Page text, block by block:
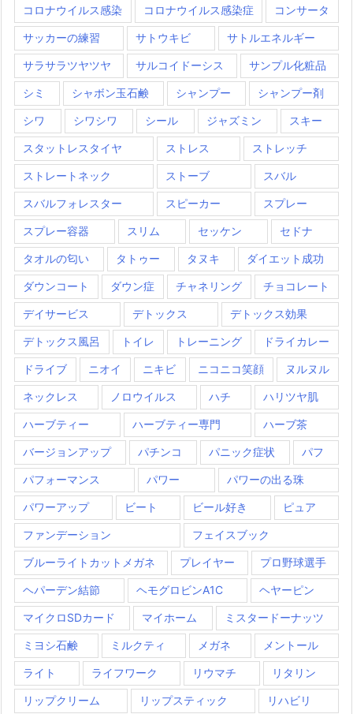
コロナウイルス感染 コロナウイルス感染症 コンサータ
サッカーの練習 サトウキビ サトルエネルギー
サラサラツヤツヤ サルコイドーシス サンプル化粧品
シミ シャボン玉石鹸 シャンプー シャンプー剤
シワ シワシワ シール ジャズミン スキー
スタットレスタイヤ ストレス ストレッチ
ストレートネック ストーブ スバル
スバルフォレスター スピーカー スプレー
スプレー容器 スリム セッケン セドナ
タオルの匂い タトゥー タヌキ ダイエット成功
ダウンコート ダウン症 チャネリング チョコレート
デイサービス デトックス デトックス効果
デトックス風呂 トイレ トレーニング ドライカレー
ドライブ ニオイ ニキビ ニコニコ笑顔 ヌルヌル
ネックレス ノロウイルス ハチ ハリツヤ肌
ハーブティー ハーブティー専門 ハーブ茶
バージョンアップ パチンコ パニック症状 パフ
パフォーマンス パワー パワーの出る珠
パワーアップ ビート ビール好き ピュア
ファンデーション フェイスブック
ブルーライトカットメガネ プレイヤー プロ野球選手
ヘパーデン結節 ヘモグロビンA1C ヘヤーピン
マイクロSDカード マイホーム ミスタードーナッツ
ミヨシ石鹸 ミルクティ メガネ メントール
ライト ライフワーク リウマチ リタリン
リップクリーム リップスティック リハビリ